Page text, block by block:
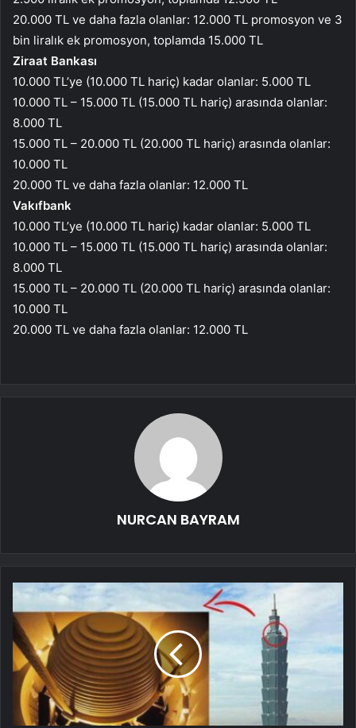
20.000 TL ve daha fazla olanlar: 12.000 TL promosyon ve 3
bin liralık ek promosyon, toplamda 15.000 TL
Ziraat Bankası
10.000 TL’ye (10.000 TL hariç) kadar olanlar: 5.000 TL
10.000 TL – 15.000 TL (15.000 TL hariç) arasında olanlar:
8.000 TL
15.000 TL – 20.000 TL (20.000 TL hariç) arasında olanlar:
10.000 TL
20.000 TL ve daha fazla olanlar: 12.000 TL
Vakıfbank
10.000 TL’ye (10.000 TL hariç) kadar olanlar: 5.000 TL
10.000 TL – 15.000 TL (15.000 TL hariç) arasında olanlar:
8.000 TL
15.000 TL – 20.000 TL (20.000 TL hariç) arasında olanlar:
10.000 TL
20.000 TL ve daha fazla olanlar: 12.000 TL
NURCAN BAYRAM